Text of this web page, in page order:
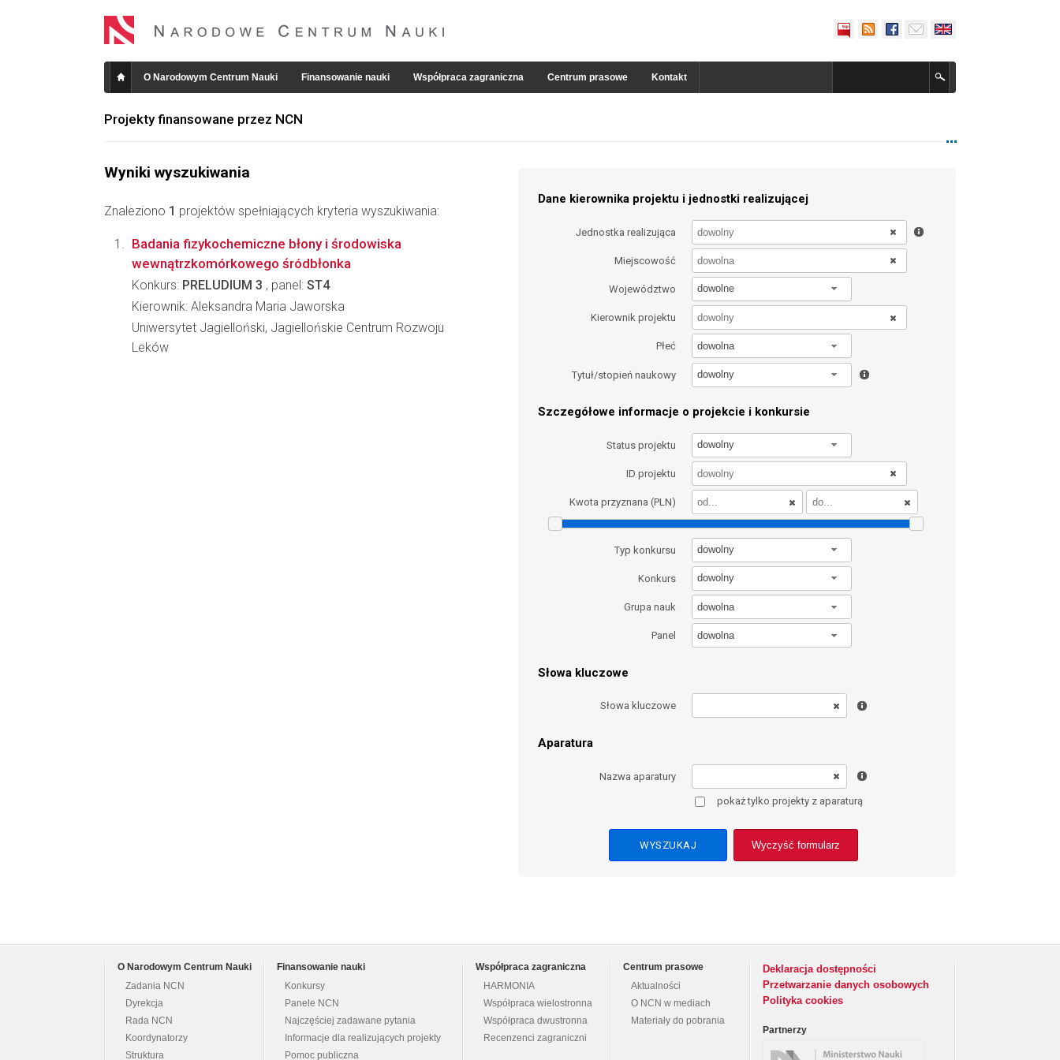
O Narodowym Centrum Nauki Finansowanie nauki Współpraca zagraniczna Centrum prasowe Kontakt
Projekty finansowane przez NCN
Wyniki wyszukiwania
Znaleziono 1 projektów spełniających kryteria wyszukiwania:
Dane kierownika projektu i jednostki realizującej
Jednostka realizująca
Miejscowość
Województwo dowolne
Kierownik projektu
Płeć dowolna
Tytuł/stopień naukowy dowolny
Szczegółowe informacje o projekcie i konkursie
Status projektu dowolny
ID projektu
Kwota przyznana (PLN)
Typ konkursu dowolny
Konkurs dowolny
Grupa nauk dowolna
Panel dowolna
Słowa kluczowe
Słowa kluczowe
Aparatura
Nazwa aparatury
pokaż tylko projekty z aparaturą
Wyczyść formularz
Badania fizykochemiczne błony i środowiska
wewnątrzkomórkowego śródbłonka
Konkurs: PRELUDIUM 3 , panel: ST4
Kierownik: Aleksandra Maria Jaworska
Uniwersytet Jagielloński, Jagiellońskie Centrum Rozwoju
Leków
O Narodowym Centrum Nauki
Zadania NCN
Dyrekcja
Rada NCN
Koordynatorzy
Struktura
Finansowanie nauki
Konkursy
Panele NCN
Najczęściej zadawane pytania
Informacje dla realizujących projekty
Pomoc publiczna
Współpraca zagraniczna
HARMONIA
Współpraca wielostronna
Współpraca dwustronna
Recenzenci zagraniczni
Centrum prasowe
Aktualności
O NCN w mediach
Materiały do pobrania
Deklaracja dostępności
Przetwarzanie danych osobowych
Polityka cookies
Partnerzy